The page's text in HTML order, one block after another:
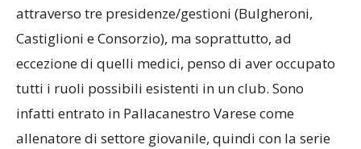
attraverso tre presidenze/gestioni (Bulgheroni,
Castiglioni e Consorzio), ma soprattutto, ad
eccezione di quelli medici, penso di aver occupato
tutti i ruoli possibili esistenti in un club. Sono
infatti entrato in Pallacanestro Varese come
allenatore di settore giovanile, quindi con la serie